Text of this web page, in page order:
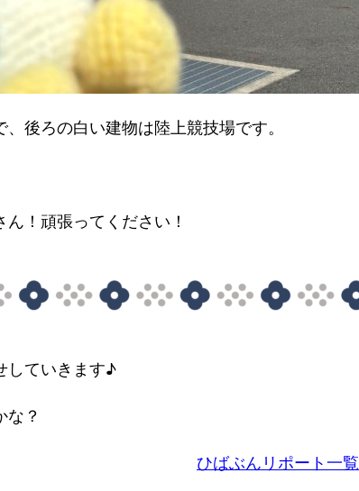
、後ろの白い建物は陸上競技場です。
！頑張ってください！
していきます♪
な？
ひばぶんリポート一覧